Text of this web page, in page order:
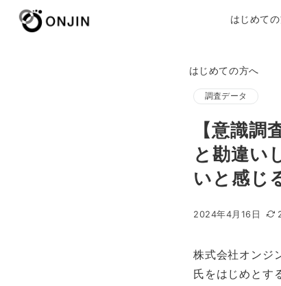
はじめての方へ
はじめて
調査データ
【意識
と勘違い
いと感じ
2024年4月16日
株式会社オンジ
氏をはじめとす